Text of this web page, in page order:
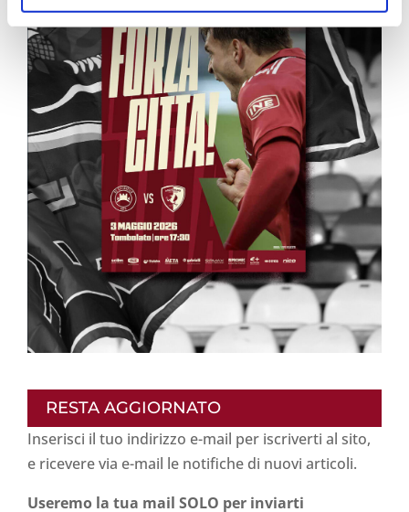
RESTA AGGIORNATO
Inserisci il tuo indirizzo e-mail per iscriverti al sito,
e ricevere via e-mail le notifiche di nuovi articoli.
Useremo la tua mail SOLO per inviarti